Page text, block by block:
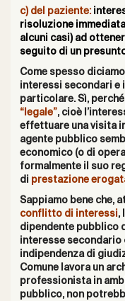
c) del paziente:
risoluzione
alcuni casi) ad
seguito di un
Come spesso
interessi secondari e
particolare. Sì,
“legale”, cioè
effettuare una visita
agente pubblico
economico (o di
formalmente il suo
di prestazione
Sappiamo bene che,
conflitto di interessi,
dipendente pubblico
interesse secondario
indipendenza di
Comune lavora un
professionista in
pubblico, non